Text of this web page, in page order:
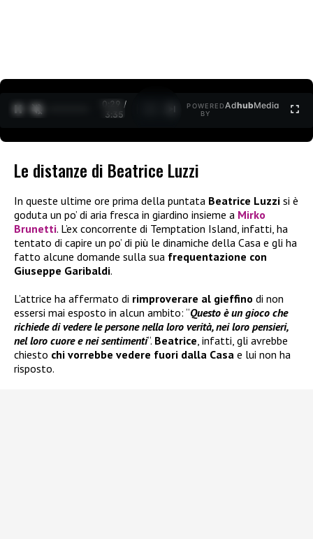
0:30 /
3:35
POWERED
BY
AdhubMedia
Le distanze di Beatrice Luzzi
In queste ultime ore prima della puntata Beatrice Luzzi si è
goduta un po’ di aria fresca in giardino insieme a Mirko
Brunetti. L’ex concorrente di Temptation Island, infatti, ha
tentato di capire un po’ di più le dinamiche della Casa e gli ha
fatto alcune domande sulla sua frequentazione con
Giuseppe Garibaldi.
L’attrice ha affermato di rimproverare al gieffino di non
essersi mai esposto in alcun ambito: “Questo è un gioco che
richiede di vedere le persone nella loro verità, nei loro pensieri,
nel loro cuore e nei sentimenti“. Beatrice, infatti, gli avrebbe
chiesto chi vorrebbe vedere fuori dalla Casa e lui non ha
risposto.